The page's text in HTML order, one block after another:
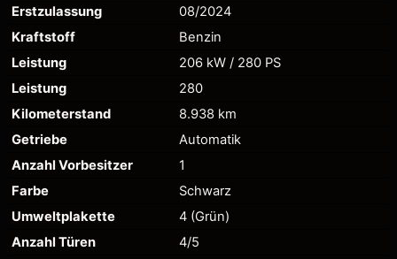
Erstzulassung
08/2024
Kraftstoff
Benzin
Leistung
206 kW / 280 PS
Leistung
280
Kilometerstand
8.938 km
Getriebe
Automatik
Anzahl Vorbesitzer
1
Farbe
Schwarz
Umweltplakette
4 (Grün)
Anzahl Türen
4/5